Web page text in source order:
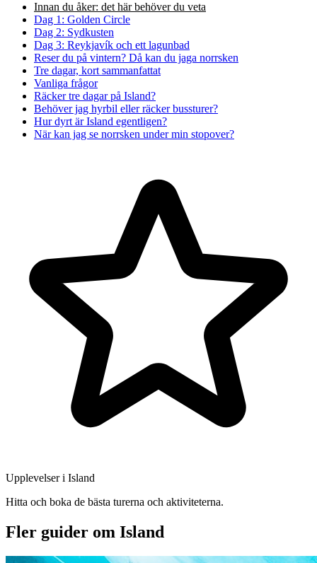
Innan du åker: det här behöver du veta
Dag 1: Golden Circle
Dag 2: Sydkusten
Dag 3: Reykjavík och ett lagunbad
Reser du på vintern? Då kan du jaga norrsken
Tre dagar, kort sammanfattat
Vanliga frågor
Räcker tre dagar på Island?
Behöver jag hyrbil eller räcker bussturer?
Hur dyrt är Island egentligen?
När kan jag se norrsken under min stopover?
Upplevelser i Island
Hitta och boka de bästa turerna och aktiviteterna.
Fler guider om Island